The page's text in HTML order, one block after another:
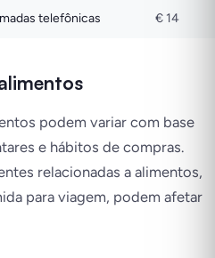
telefônicas € 14
podem variar com base
e hábitos de compras.
relacionadas a alimentos,
para viagem, podem afetar